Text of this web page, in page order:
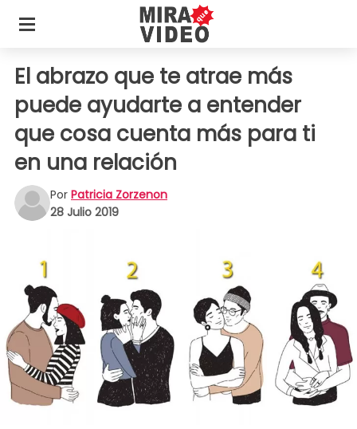
El abrazo que te atrae más
puede ayudarte a entender
que cosa cuenta más para ti
en una relación
Por Patricia Zorzenon
28 Julio 2019